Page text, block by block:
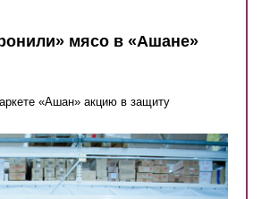
мясо в «Ашане»
«Ашан» акцию в защиту